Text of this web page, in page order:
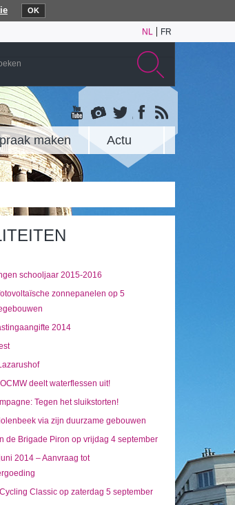
OK
NL FR
maken Actu
schooljaar 2015-2016
zonnepanelen op 5
2014
deelt waterflessen uit!
Tegen het sluikstorten!
via zijn duurzame gebouwen
de Brigade Piron op vrijdag 4 september
2014 – Aanvraag tot
Classic op zaterdag 5 september